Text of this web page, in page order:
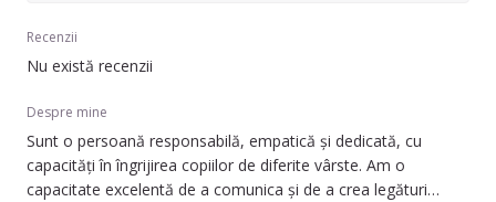
Recenzii
Nu există recenzii
Despre mine
Sunt o persoană responsabilă, empatică și dedicată, cu
capacități în îngrijirea copiilor de diferite vârste. Am o
capacitate excelentă de a comunica și de a crea legături